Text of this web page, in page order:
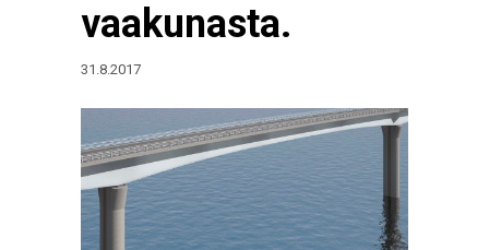
vaakunasta.
31.8.2017